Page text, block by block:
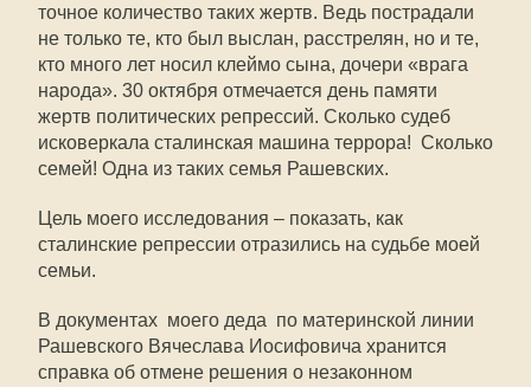
точное количество таких жертв. Ведь пострадали
не только те, кто был выслан, расстрелян, но и те,
кто много лет носил клеймо сына, дочери «врага
народа». 30 октября отмечается день памяти
жертв политических репрессий. Сколько судеб
исковеркала сталинская машина террора! Сколько
семей! Одна из таких семья Рашевских.
Цель моего исследования – показать, как
сталинские репрессии отразились на судьбе моей
семьи.
В документах моего деда по материнской линии
Рашевского Вячеслава Иосифовича хранится
справка об отмене решения о незаконном